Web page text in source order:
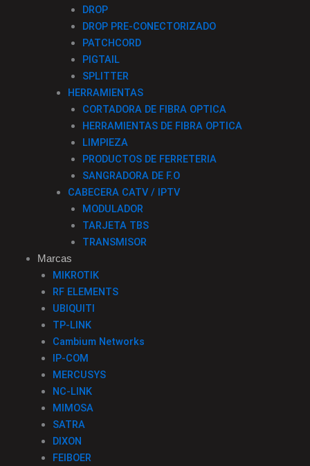
DROP
DROP PRE-CONECTORIZADO
PATCHCORD
PIGTAIL
SPLITTER
HERRAMIENTAS
CORTADORA DE FIBRA OPTICA
HERRAMIENTAS DE FIBRA OPTICA
LIMPIEZA
PRODUCTOS DE FERRETERIA
SANGRADORA DE F.O
CABECERA CATV / IPTV
MODULADOR
TARJETA TBS
TRANSMISOR
Marcas
MIKROTIK
RF ELEMENTS
UBIQUITI
TP-LINK
Cambium Networks
IP-COM
MERCUSYS
NC-LINK
MIMOSA
SATRA
DIXON
FEIBOER